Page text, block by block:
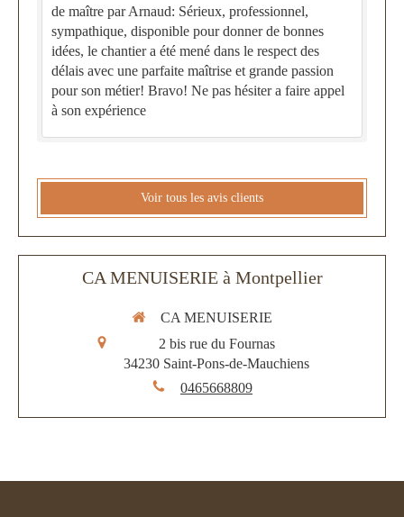
de maître par Arnaud: Sérieux, professionnel,
sympathique, disponible pour donner de bonnes
idées, le chantier a été mené dans le respect des
délais avec une parfaite maîtrise et grande passion
pour son métier! Bravo! Ne pas hésiter a faire appel
à son expérience
Voir tous les avis clients
CA MENUISERIE à Montpellier
CA MENUISERIE
2 bis rue du Fournas
34230 Saint-Pons-de-Mauchiens
0465668809